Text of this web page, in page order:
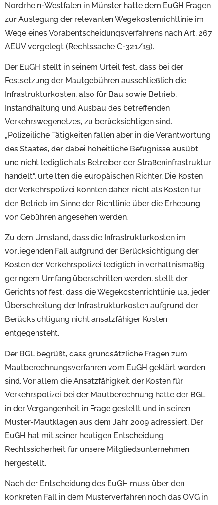
Nordrhein-Westfalen in Münster hatte dem EuGH Fragen
zur Auslegung der relevanten Wegekostenrichtlinie im
Wege eines Vorabentscheidungsverfahrens nach Art. 267
AEUV vorgelegt (Rechtssache C-321/19).
Der EuGH stellt in seinem Urteil fest, dass bei der
Festsetzung der Mautgebühren ausschließlich die
Infrastrukturkosten, also für Bau sowie Betrieb,
Instandhaltung und Ausbau des betreffenden
Verkehrswegenetzes, zu berücksichtigen sind.
„Polizeiliche Tätigkeiten fallen aber in die Verantwortung
des Staates, der dabei hoheitliche Befugnisse ausübt
und nicht lediglich als Betreiber der Straßeninfrastruktur
handelt“, urteilten die europäischen Richter. Die Kosten
der Verkehrspolizei könnten daher nicht als Kosten für
den Betrieb im Sinne der Richtlinie über die Erhebung
von Gebühren angesehen werden.
Zu dem Umstand, dass die Infrastrukturkosten im
vorliegenden Fall aufgrund der Berücksichtigung der
Kosten der Verkehrspolizei lediglich in verhältnismäßig
geringem Umfang überschritten werden, stellt der
Gerichtshof fest, dass die Wegekostenrichtlinie u.a. jeder
Überschreitung der Infrastrukturkosten aufgrund der
Berücksichtigung nicht ansatzfähiger Kosten
entgegensteht.
Der BGL begrüßt, dass grundsätzliche Fragen zum
Mautberechnungsverfahren vom EuGH geklärt worden
sind. Vor allem die Ansatzfähigkeit der Kosten für
Verkehrspolizei bei der Mautberechnung hatte der BGL
in der Vergangenheit in Frage gestellt und in seinen
Muster-Mautklagen aus dem Jahr 2009 adressiert. Der
EuGH hat mit seiner heutigen Entscheidung
Rechtssicherheit für unsere Mitgliedsunternehmen
hergestellt.
Nach der Entscheidung des EuGH muss über den
konkreten Fall in dem Musterverfahren noch das OVG in